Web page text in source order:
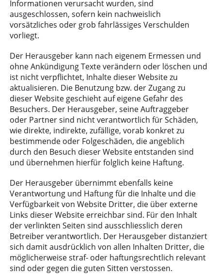
Informationen verursacht wurden, sind
ausgeschlossen, sofern kein nachweislich
vorsätzliches oder grob fahrlässiges Verschulden
vorliegt.
Der Herausgeber kann nach eigenem Ermessen und
ohne Ankündigung Texte verändern oder löschen und
ist nicht verpflichtet, Inhalte dieser Website zu
aktualisieren. Die Benutzung bzw. der Zugang zu
dieser Website geschieht auf eigene Gefahr des
Besuchers. Der Herausgeber, seine Auftraggeber
oder Partner sind nicht verantwortlich für Schäden,
wie direkte, indirekte, zufällige, vorab konkret zu
bestimmende oder Folgeschäden, die angeblich
durch den Besuch dieser Website entstanden sind
und übernehmen hierfür folglich keine Haftung.
Der Herausgeber übernimmt ebenfalls keine
Verantwortung und Haftung für die Inhalte und die
Verfügbarkeit von Website Dritter, die über externe
Links dieser Website erreichbar sind. Für den Inhalt
der verlinkten Seiten sind ausschliesslich deren
Betreiber verantwortlich. Der Herausgeber distanziert
sich damit ausdrücklich von allen Inhalten Dritter, die
möglicherweise straf- oder haftungsrechtlich relevant
sind oder gegen die guten Sitten verstossen.